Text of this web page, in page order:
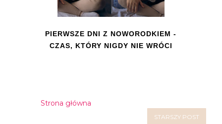
PIERWSZE DNI Z NOWORODKIEM -
CZAS, KTÓRY NIGDY NIE WRÓCI
STARSZY POST
Strona główna